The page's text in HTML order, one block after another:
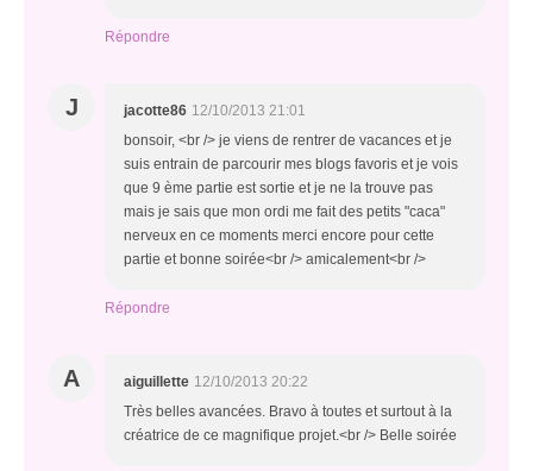
Répondre
J jacotte86 12/10/2013 21:01
bonsoir, <br /> je viens de rentrer de vacances et je
suis entrain de parcourir mes blogs favoris et je vois
que 9 ème partie est sortie et je ne la trouve pas
mais je sais que mon ordi me fait des petits "caca"
nerveux en ce moments merci encore pour cette
partie et bonne soirée<br /> amicalement<br />
Répondre
A aiguillette 12/10/2013 20:22
Très belles avancées. Bravo à toutes et surtout à la
créatrice de ce magnifique projet.<br /> Belle soirée